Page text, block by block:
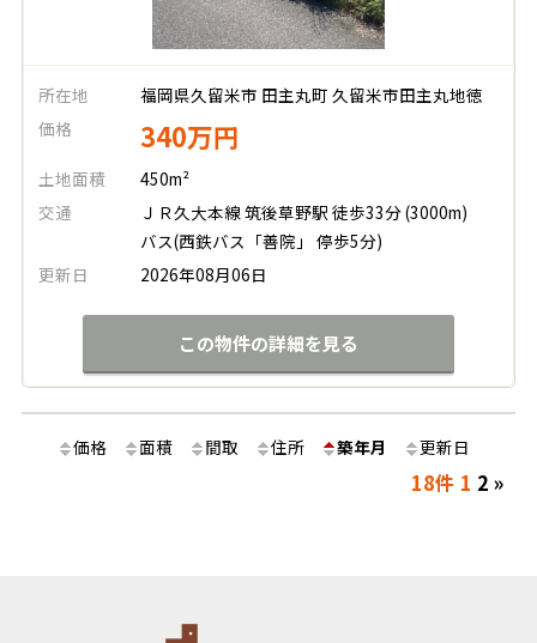
所在地
福岡県久留米市 田主丸町 久留米市田主丸地徳
価格
340万円
土地面積
450m²
交通
ＪＲ久大本線 筑後草野駅 徒歩33分 (3000m)
バス(西鉄バス「善院」 停歩5分)
更新日
2026年08月06日
この物件の詳細を見る
価格 面積 間取 住所 築年月 更新日
18件 1 2 »